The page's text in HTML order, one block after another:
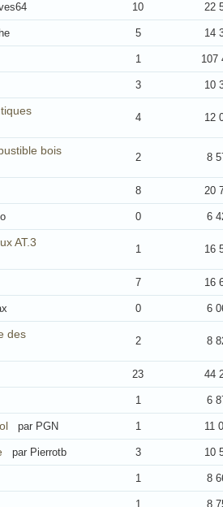
10 22
5 14
1 107
3 10
4 12
bois
2 8
8 20
0 6
AT.3
1 16
7 16
0 6
des
2 8
23 44
1 6
par PGN 1 11
par Pierrotb 3 10
1 8
1 8